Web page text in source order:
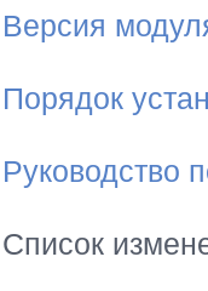
Версия
Порядок
Руководство
Список